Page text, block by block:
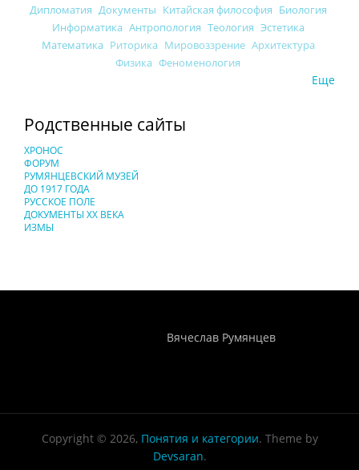
Дипломатия Документы Китайская философия Биология
Информатика Антропология Теология Эстетика
Математика Риторика Мировоззрение Архитектура
Физика Феноменология
Еще
Родственные сайты
ХРОНОС
ФОРУМ
РУМЯНЦЕВСКИЙ МУЗЕЙ
ДО 1917 ГОДА
РУССКОЕ ПОЛЕ
ДОКУМЕНТЫ XX ВЕКА
ИЗМЫ
Вячеслав Румянцев
Copyright © 2026, Понятия и категории. Theme by
Devsaran.